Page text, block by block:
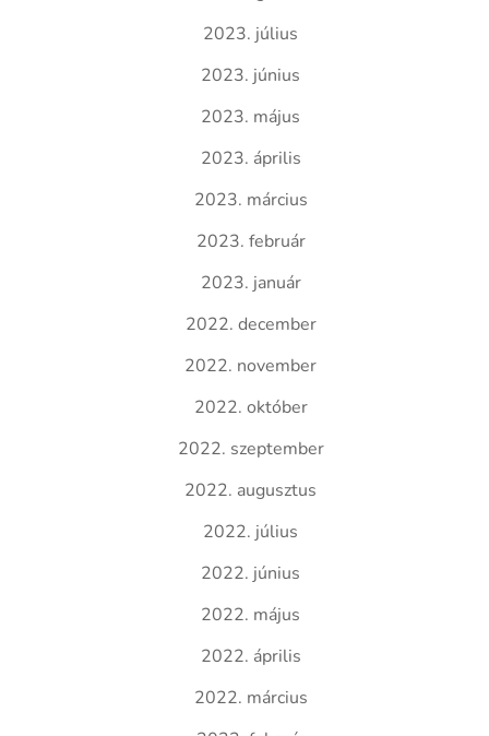
2023. július
2023. június
2023. május
2023. április
2023. március
2023. február
2023. január
2022. december
2022. november
2022. október
2022. szeptember
2022. augusztus
2022. július
2022. június
2022. május
2022. április
2022. március